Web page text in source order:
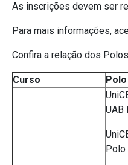
As inscrições devem ser
Para mais informações,
Confira a relação dos
Curso Polo
UAB
Polo